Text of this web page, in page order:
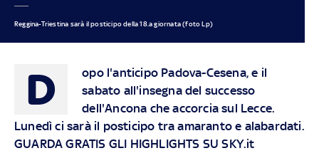
Reggina-Triestina sarà il posticipo della 18.a giornata (foto Lp)
D
opo l'anticipo Padova-Cesena, e il
sabato all'insegna del successo
dell'Ancona che accorcia sul Lecce.
Lunedì ci sarà il posticipo tra amaranto e alabardati.
GUARDA GRATIS GLI HIGHLIGHTS SU SKY.it